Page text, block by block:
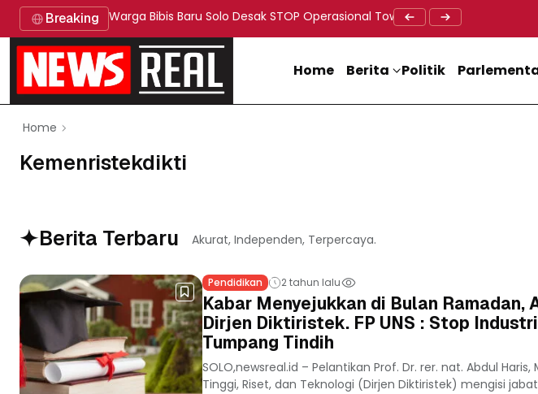
Breaking Warga Bibis Baru Solo Desak STOP Operasional Tower BTS, Diwa : Nyawa
Doa Lintas Agama
Home Berita Politik
Home
Kemenristekdikti
Berita Terbaru Akurat, Independen, Terpercaya.
Pendidikan 2 tahun lalu
Kabar Menyejukkan di Bulan
Dirjen Diktiristek. FP UNS : Stop
Tumpang Tindih
SOLO,newsreal.id – Pelantikan Prof. Dr. rer. nat. Abdul
Tinggi, Riset, dan Teknologi (Dirjen Diktiristek) mengisi